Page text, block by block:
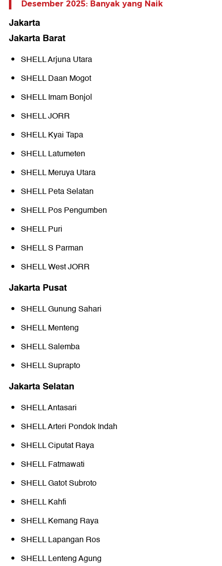
Desember 2025: Banyak yang Naik
Jakarta
Jakarta Barat
SHELL Arjuna Utara
SHELL Daan Mogot
SHELL Imam Bonjol
SHELL JORR
SHELL Kyai Tapa
SHELL Latumeten
SHELL Meruya Utara
SHELL Peta Selatan
SHELL Pos Pengumben
SHELL Puri
SHELL S Parman
SHELL West JORR
Jakarta Pusat
SHELL Gunung Sahari
SHELL Menteng
SHELL Salemba
SHELL Suprapto
Jakarta Selatan
SHELL Antasari
SHELL Arteri Pondok Indah
SHELL Ciputat Raya
SHELL Fatmawati
SHELL Gatot Subroto
SHELL Kahfi
SHELL Kemang Raya
SHELL Lapangan Ros
SHELL Lenteng Agung